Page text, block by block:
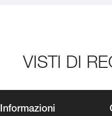
VISTI DI
Informazioni